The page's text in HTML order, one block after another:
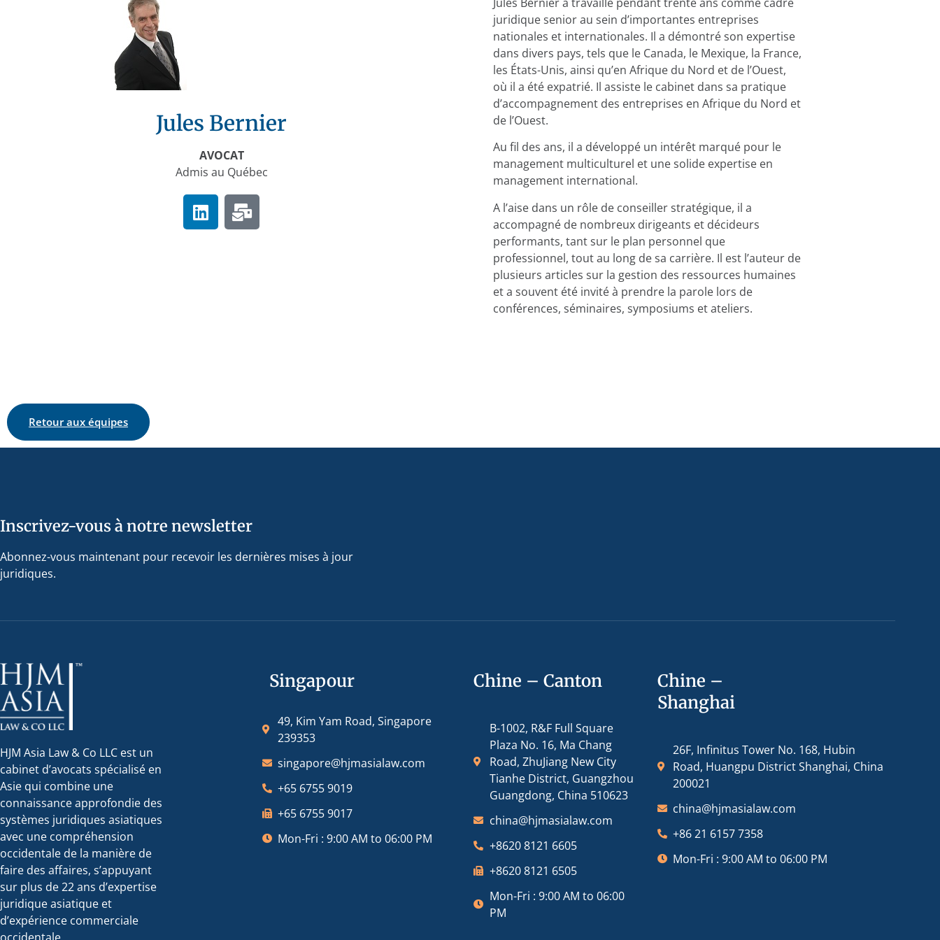
Jules Bernier
AVOCAT
Admis au Québec
juridique senior au sein d’importantes entreprises
nationales et internationales. Il a démontré son expertise
dans divers pays, tels que le Canada, le Mexique, la France,
les États-Unis, ainsi qu’en Afrique du Nord et de l’Ouest,
où il a été expatrié. Il assiste le cabinet dans sa pratique
d’accompagnement des entreprises en Afrique du Nord et
de l’Ouest.
Au fil des ans, il a développé un intérêt marqué pour le
management multiculturel et une solide expertise en
management international.
A l’aise dans un rôle de conseiller stratégique, il a
accompagné de nombreux dirigeants et décideurs
performants, tant sur le plan personnel que
professionnel, tout au long de sa carrière. Il est l’auteur de
plusieurs articles sur la gestion des ressources humaines
et a souvent été invité à prendre la parole lors de
conférences, séminaires, symposiums et ateliers.
Retour aux équipes
Inscrivez-vous à notre newsletter
Abonnez-vous maintenant pour recevoir les dernières mises à jour
juridiques.
HJM Asia Law & Co LLC est un
cabinet d’avocats spécialisé en
Asie qui combine une
connaissance approfondie des
systèmes juridiques asiatiques
avec une compréhension
occidentale de la manière de
faire des affaires, s’appuyant
sur plus de 22 ans d’expertise
juridique asiatique et
d’expérience commerciale
Singapour
49, Kim Yam Road, Singapore
239353
singapore@hjmasialaw.com
+65 6755 9019
+65 6755 9017
Mon-Fri : 9:00 AM to 06:00 PM
Chine – Canton
B-1002, R&F Full Square
Plaza No. 16, Ma Chang
Road, ZhuJiang New City
Tianhe District, Guangzhou
Guangdong, China 510623
china@hjmasialaw.com
+8620 8121 6605
+8620 8121 6505
Mon-Fri : 9:00 AM to 06:00
PM
Chine –
Shanghai
26F, Infinitus Tower No. 168, Hubin
Road, Huangpu District Shanghai, China
200021
china@hjmasialaw.com
+86 21 6157 7358
Mon-Fri : 9:00 AM to 06:00 PM